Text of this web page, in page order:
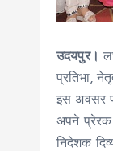
उदयपुर।
प्रतिभा,
इस अवसर
अपने प्रेरक
निदेशक